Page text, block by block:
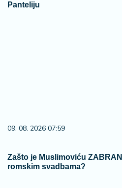
Panteliju
09. 08. 2026 07:59
Zašto je Muslimoviću
romskim svadbama?